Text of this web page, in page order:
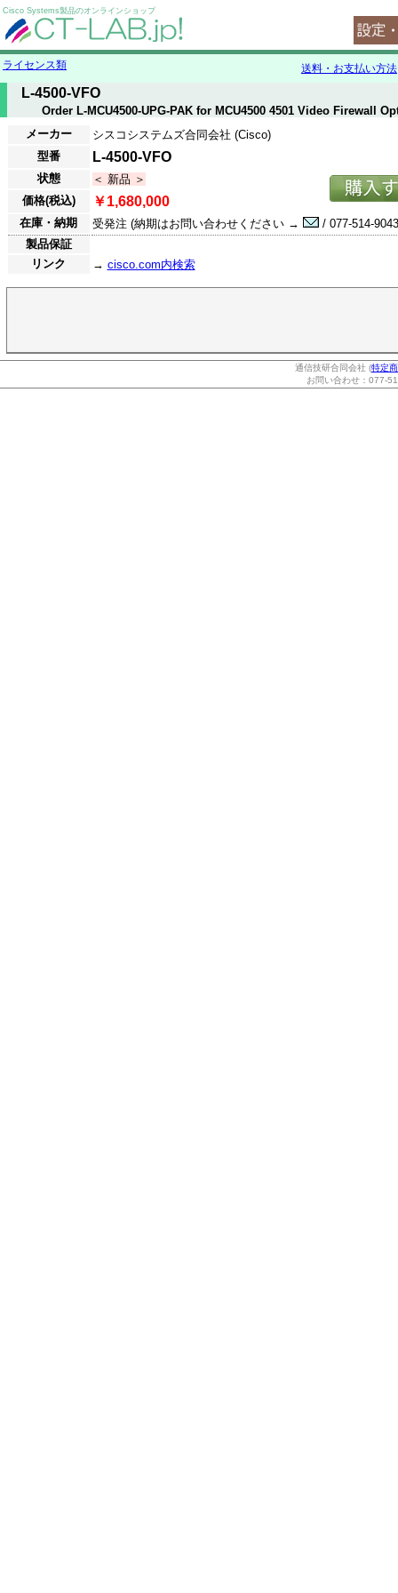
Cisco Systems製品のオンラインショップ
ライセンス類 送料・お支払い方法
L-4500-VFO
Order L-MCU4500-UPG-PAK for MCU4500 4501 Video Firewall
メーカー
シスコシステムズ合同会社 (Cisco)
型番
L-4500-VFO
状態
＜ 新品 ＞
価格(税込)
￥1,680,000
在庫・納期 受発注 (納期はお問い合わせください →
/ 077-514-
製品保証
リンク
→ cisco.com内検索
通信技研合同会社 (特定
お問い合わせ：077-